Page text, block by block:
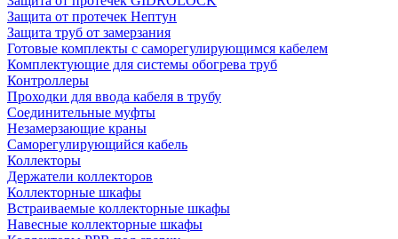
Защита от протечек Нептун
Защита труб от замерзания
Готовые комплекты с саморегулирующимся кабелем
Комплектующие для системы обогрева труб
Контроллеры
Проходки для ввода кабеля в трубу
Соединительные муфты
Незамерзающие краны
Саморегулирующийся кабель
Коллекторы
Держатели коллекторов
Коллекторные шкафы
Встраиваемые коллекторные шкафы
Навесные коллекторные шкафы